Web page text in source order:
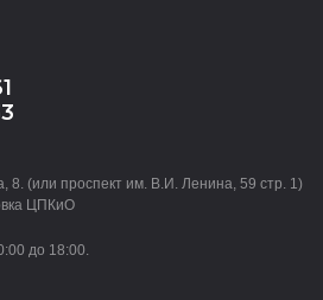
8. (или проспект им. В.И. Ленина, 59 стр. 1)
ЦПКиО
до 18:00.